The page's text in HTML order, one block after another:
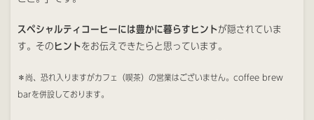
スペシャルティコーヒーには豊かに暮らすヒントが隠されていま
す。その ヒントをお伝えできたらと思っています。
＊尚、恐れ入りますがカフェ（喫茶）の営業はございません。coffee brew
barを併設しております。